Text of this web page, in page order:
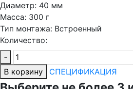
Диаметр: 40 мм
Масса: 300 г
Тип монтажа: Встроенный
Количество:
-
В корзину
СПЕЦИФИКАЦИЯ